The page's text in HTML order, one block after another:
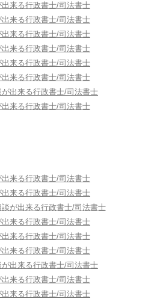
来る行政書士/司法書士
来る行政書士/司法書士
来る行政書士/司法書士
来る行政書士/司法書士
来る行政書士/司法書士
来る行政書士/司法書士
出来る行政書士/司法書士
来る行政書士/司法書士
来る行政書士/司法書士
来る行政書士/司法書士
が出来る行政書士/司法書士
来る行政書士/司法書士
来る行政書士/司法書士
来る行政書士/司法書士
出来る行政書士/司法書士
来る行政書士/司法書士
来る行政書士/司法書士